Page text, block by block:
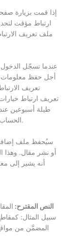
إذا قمت بزيارة
ارتباط مؤقت
ملف تعريف
عندما تسجّل الدخول
أجل حفظ معلومات
تعريف
تعريف ارتباط
طيلة أسبوعين
الحساب، سيتم حذف ملفات تعريف ارتباط تسجيل الدخول.
سيُحفظ ملف
أو نشر مقال. وهذا
أنه يشير إلى
النص المقترح:
سبيل المثال:
المضمَّن من